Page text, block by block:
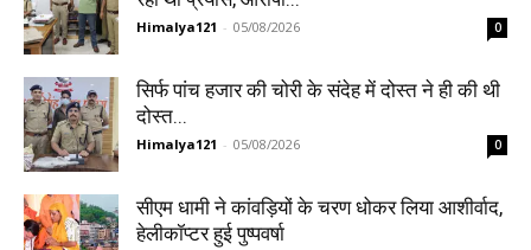
Himalya121 - 05/08/2026 0
सिर्फ पांच हजार की चोरी के संदेह में दोस्त ने ही की थी
दोस्त...
Himalya121 - 05/08/2026 0
सीएम धामी ने कांवड़ियों के चरण धोकर लिया आशीर्वाद,
हेलीकॉप्टर हुई पुष्पवर्षा